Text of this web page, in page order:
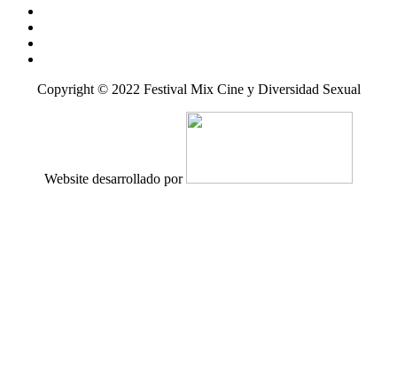
Copyright © 2022 Festival Mix Cine y Diversidad Sexual
Website desarrollado por